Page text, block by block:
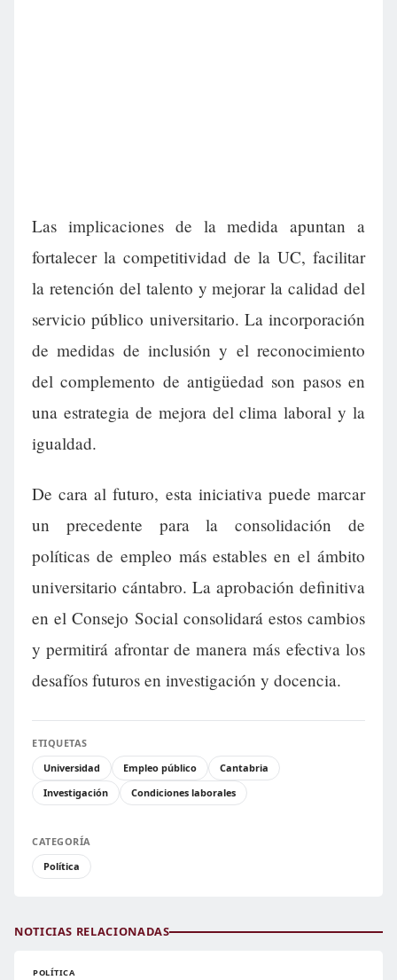
Las implicaciones de la medida apuntan a
fortalecer la competitividad de la UC, facilitar
la retención del talento y mejorar la calidad del
servicio público universitario. La incorporación
de medidas de inclusión y el reconocimiento
del complemento de antigüedad son pasos en
una estrategia de mejora del clima laboral y la
igualdad.
De cara al futuro, esta iniciativa puede marcar
un precedente para la consolidación de
políticas de empleo más estables en el ámbito
universitario cántabro. La aprobación definitiva
en el Consejo Social consolidará estos cambios
y permitirá afrontar de manera más efectiva los
desafíos futuros en investigación y docencia.
ETIQUETAS
Universidad
Empleo público
Cantabria
Investigación
Condiciones laborales
CATEGORÍA
Política
NOTICIAS RELACIONADAS
POLÍTICA